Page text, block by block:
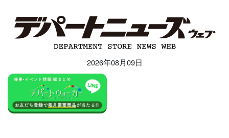
2026年08月09日